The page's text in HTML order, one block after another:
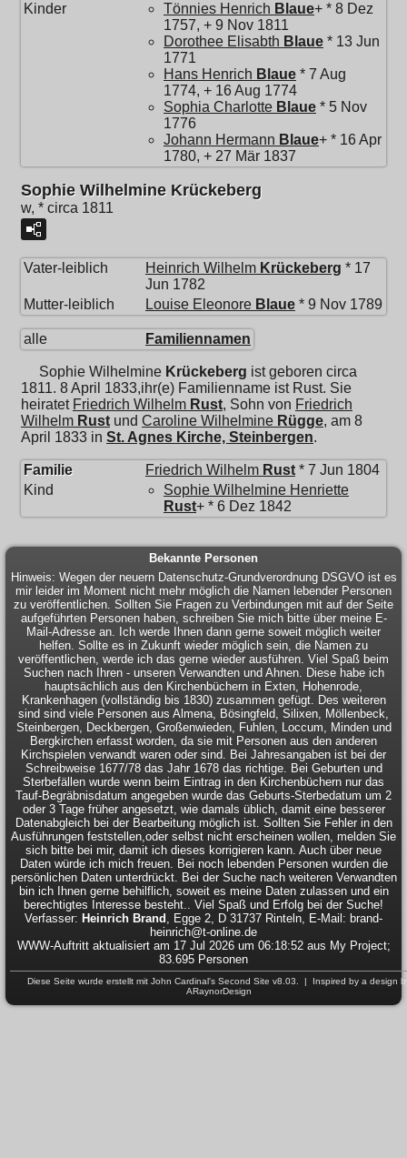
Kinder
Tönnies Henrich Blaue+ * 8 Dez
1757, + 9 Nov 1811
Dorothee Elisabth Blaue * 13 Jun
1771
Hans Henrich Blaue * 7 Aug
1774, + 16 Aug 1774
Sophia Charlotte Blaue * 5 Nov
1776
Johann Hermann Blaue+ * 16 Apr
1780, + 27 Mär 1837
Sophie Wilhelmine Krückeberg
w, * circa 1811
Vater-leiblich Heinrich Wilhelm Krückeberg * 17
Jun 1782
Mutter-leiblich
Louise Eleonore Blaue * 9 Nov 1789
alle Familiennamen
Sophie Wilhelmine Krückeberg ist geboren circa
1811. 8 April 1833,ihr(e) Familienname ist Rust. Sie
heiratet Friedrich Wilhelm Rust, Sohn von Friedrich
Wilhelm Rust und Caroline Wilhelmine Rügge, am 8
April 1833 in St. Agnes Kirche, Steinbergen.
Familie Friedrich Wilhelm Rust * 7 Jun 1804
Kind
Sophie Wilhelmine Henriette
Rust+ * 6 Dez 1842
Bekannte Personen
Hinweis: Wegen der neuern Datenschutz-Grundverordnung DSGVO ist es
mir leider im Moment nicht mehr möglich die Namen lebender Personen
zu veröffentlichen. Sollten Sie Fragen zu Verbindungen mit auf der Seite
aufgeführten Personen haben, schreiben Sie mich bitte über meine E-
Mail-Adresse an. Ich werde Ihnen dann gerne soweit möglich weiter
helfen. Sollte es in Zukunft wieder möglich sein, die Namen zu
veröffentlichen, werde ich das gerne wieder ausführen. Viel Spaß beim
Suchen nach Ihren - unseren Verwandten und Ahnen. Diese habe ich
hauptsächlich aus den Kirchenbüchern in Exten, Hohenrode,
Krankenhagen (vollständig bis 1830) zusammen gefügt. Des weiteren
sind sind viele Personen aus Almena, Bösingfeld, Silixen, Möllenbeck,
Steinbergen, Deckbergen, Großenwieden, Fuhlen, Loccum, Minden und
Bergkirchen erfasst worden, da sie mit Personen aus den anderen
Kirchspielen verwandt waren oder sind. Bei Jahresangaben ist bei der
Schreibweise 1677/78 das Jahr 1678 das richtige. Bei Geburten und
Sterbefällen wurde wenn beim Eintrag in den Kirchenbüchern nur das
Tauf-Begräbnisdatum angegeben wurde das Geburts-Sterbedatum um 2
oder 3 Tage früher angesetzt, wie damals üblich, damit eine besserer
Datenabgleich bei der Bearbeitung möglich ist. Sollten Sie Fehler in den
Ausführungen feststellen,oder selbst nicht erscheinen wollen, melden Sie
sich bitte bei mir, damit ich dieses korrigieren kann. Auch über neue
Daten würde ich mich freuen. Bei noch lebenden Personen wurden die
persönlichen Daten unterdrückt. Bei der Suche nach weiteren Verwandten
bin ich Ihnen gerne behilflich, soweit es meine Daten zulassen und ein
berechtigtes Interesse besteht.. Viel Spaß und Erfolg bei der Suche!
Verfasser: Heinrich Brand , Egge 2, D 31737 Rinteln, E-Mail: brand-
heinrich@t-online.de
WWW-Auftritt aktualisiert am 17 Jul 2026 um 06:18:52 aus My Project;
83.695 Personen
Diese Seite wurde erstellt mit John Cardinal's Second Site v8.03. | Inspired by a design
ARaynorDesign